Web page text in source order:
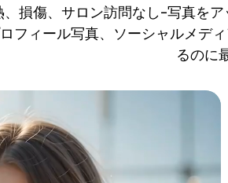
損傷、サロン訪問なし-写真を
フィール写真、ソーシャルメデ
るのに